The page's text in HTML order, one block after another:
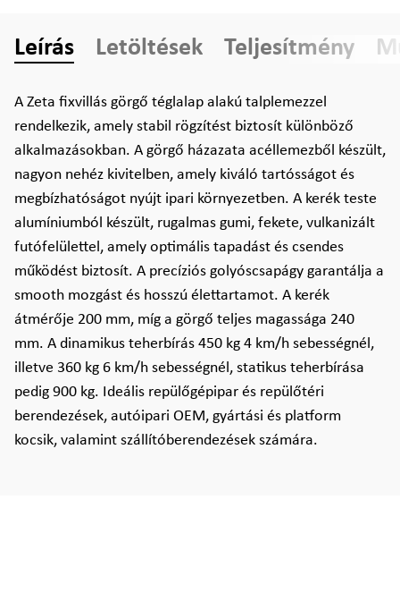
Leírás Letöltések Teljesítmény
A Zeta fixvillás görgő téglalap alakú talplemezzel
rendelkezik, amely stabil rögzítést biztosít különböző
alkalmazásokban. A görgő házazata acéllemezből készült,
nagyon nehéz kivitelben, amely kiváló tartósságot és
megbízhatóságot nyújt ipari környezetben. A kerék teste
alumíniumból készült, rugalmas gumi, fekete, vulkanizált
futófelülettel, amely optimális tapadást és csendes
működést biztosít. A precíziós golyóscsapágy garantálja a
smooth mozgást és hosszú élettartamot. A kerék
átmérője 200 mm, míg a görgő teljes magassága 240
mm. A dinamikus teherbírás 450 kg 4 km/h sebességnél,
illetve 360 kg 6 km/h sebességnél, statikus teherbírása
pedig 900 kg. Ideális repülőgépipar és repülőtéri
berendezések, autóipari OEM, gyártási és platform
kocsik, valamint szállítóberendezések számára.